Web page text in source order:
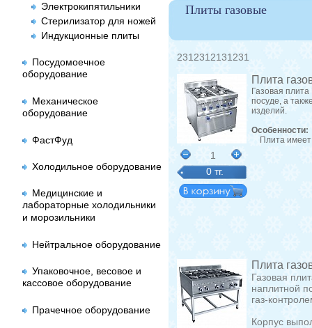
Электрокипятильники
Стерилизатор для ножей
Индукционные плиты
Посудомоечное
оборудование
Механическое
оборудование
ФастФуд
Холодильное оборудование
Медицинские и
лабораторные холодильники
и морозильники
Нейтральное оборудование
Упаковочное, весовое и
кассовое оборудование
Прачечное оборудование
Плиты газовые
2312312131231
1
0 тг.
Плита
Газовая
посуде, а
изделий.
Особенности:
Плита имеет
Плита
Газовая
наплитной
газ-
Корпус